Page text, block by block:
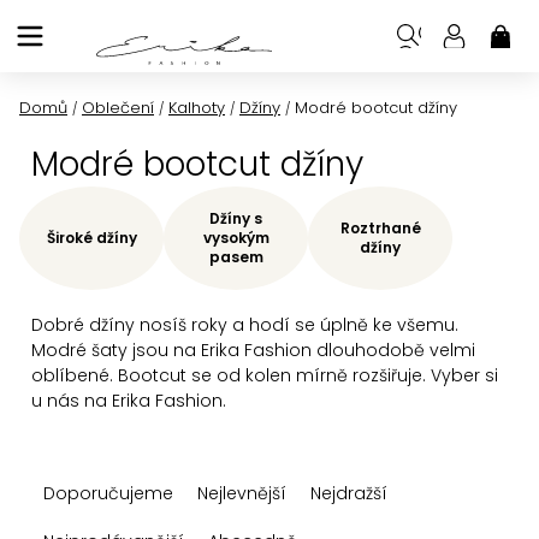
na
Domů / Oblečení / Kalhoty / Džíny / Modré bootcut džíny
Modré bootcut džíny
Dobré džíny nosíš roky a hodí se úplně ke všemu.
Modré šaty jsou na Erika Fashion dlouhodobě velmi
oblíbené. Bootcut se od kolen mírně rozšiřuje. Vyber si
u nás na Erika Fashion.
Široké džíny
Džíny s
vysokým
pasem
Roztrhané
džíny
aDoporučujeme Nejlevnější
Nejdražší